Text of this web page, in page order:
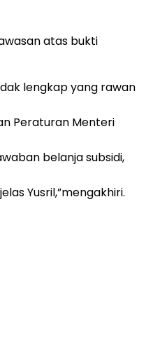
atas bukti
lengkap yang rawan
Peraturan Menteri
belanja subsidi,
Yusril,”mengakhiri.